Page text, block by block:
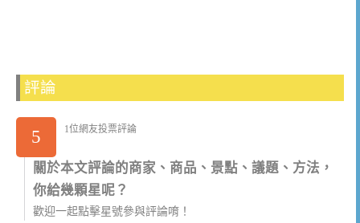
評論
5 1位網友投票評論
關於本文評論的商家、商品、景點、議題、方法，
你給幾顆星呢？
歡迎一起點擊星號參與評論唷！